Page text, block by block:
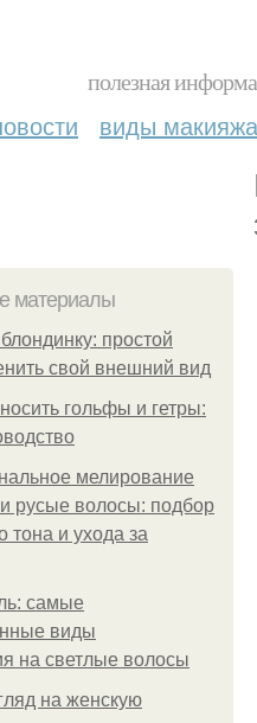
полезная
виды
материалы
простой
свой внешний вид
гольфы и гетры:
мелирование
русые волосы: подбор
тона и ухода за
самые
виды
на светлые волосы
на женскую